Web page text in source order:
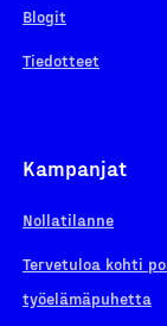
Blogit
Tiedotteet
Kampanjat
Nollatilanne
Tervetuloa kohti
työelämäpuhetta